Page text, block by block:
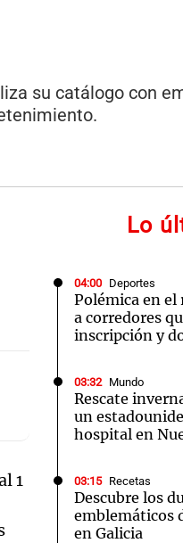
su catálogo con
1
Lo
04:00 Deportes
Polémica en
a corredores
inscripción y
03:32 Mundo
Rescate
un
hospital en
03:15 Recetas
Descubre los
emblemáticos
en Galicia
Arequito Cadena 3 en